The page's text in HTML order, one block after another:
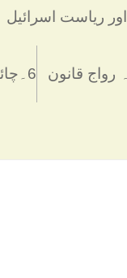
6۔چائےکی تاریخ فوائد و نقصانات